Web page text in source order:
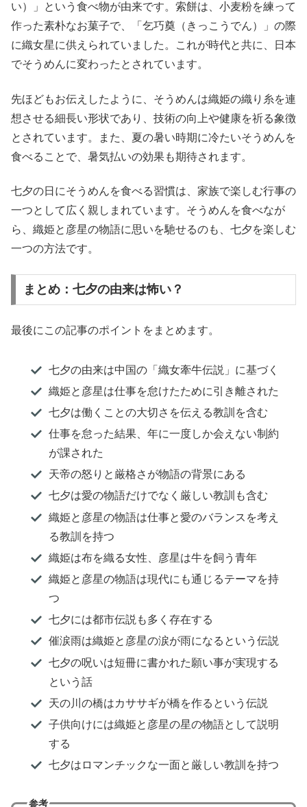
い）」という食べ物が由来です。索餅は、小麦粉を練って
作った素朴なお菓子で、「乞巧奠（きっこうでん）」の際
に織女星に供えられていました。これが時代と共に、日本
でそうめんに変わったとされています。
先ほどもお伝えしたように、そうめんは織姫の織り糸を連
想させる細長い形状であり、技術の向上や健康を祈る象徴
とされています。また、夏の暑い時期に冷たいそうめんを
食べることで、暑気払いの効果も期待されます。
七夕の日にそうめんを食べる習慣は、家族で楽しむ行事の
一つとして広く親しまれています。そうめんを食べなが
ら、織姫と彦星の物語に思いを馳せるのも、七夕を楽しむ
一つの方法です。
まとめ：七夕の由来は怖い？
最後にこの記事のポイントをまとめます。
七夕の由来は中国の「織女牽牛伝説」に基づく
織姫と彦星は仕事を怠けたために引き離された
七夕は働くことの大切さを伝える教訓を含む
仕事を怠った結果、年に一度しか会えない制約
が課された
天帝の怒りと厳格さが物語の背景にある
七夕は愛の物語だけでなく厳しい教訓も含む
織姫と彦星の物語は仕事と愛のバランスを考え
る教訓を持つ
織姫は布を織る女性、彦星は牛を飼う青年
織姫と彦星の物語は現代にも通じるテーマを持
つ
七夕には都市伝説も多く存在する
催涙雨は織姫と彦星の涙が雨になるという伝説
七夕の呪いは短冊に書かれた願い事が実現する
という話
天の川の橋はカササギが橋を作るという伝説
子供向けには織姫と彦星の星の物語として説明
する
七夕はロマンチックな一面と厳しい教訓を持つ
参考